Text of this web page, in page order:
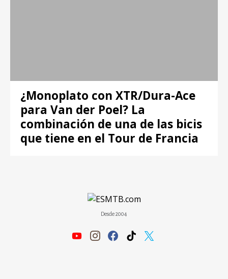
¿Monoplato con XTR/Dura-Ace
para Van der Poel? La
combinación de una de las bicis
que tiene en el Tour de Francia
Desde 2004